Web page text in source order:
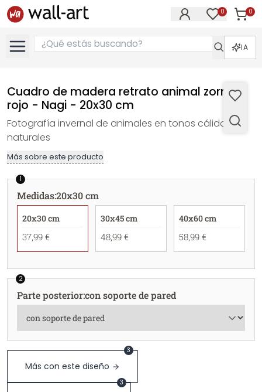
0 0
IA
Cuadro de madera retrato animal zorro
rojo - Nagi - 20x30 cm
Fotografía invernal de animales en tonos cálidos y
naturales
Más sobre este producto
1
Medidas:20x30 cm
20x30 cm
37,99 €
30x45 cm
48,99 €
40x60 cm
58,99 €
2
Parte posterior:con soporte de pared
Más con este diseño
3
3